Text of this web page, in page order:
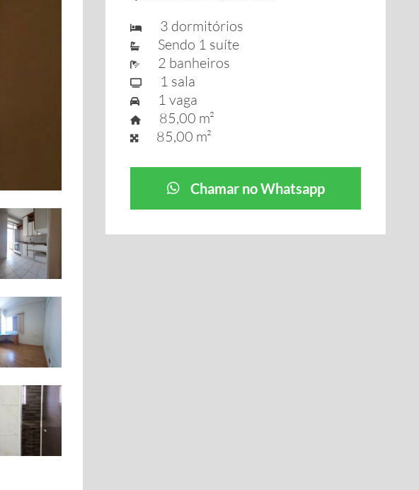
3 dormitórios
Sendo 1 suíte
2 banheiros
1 sala
1 vaga
85,00 m²
85,00 m²
Chamar no Whatsapp